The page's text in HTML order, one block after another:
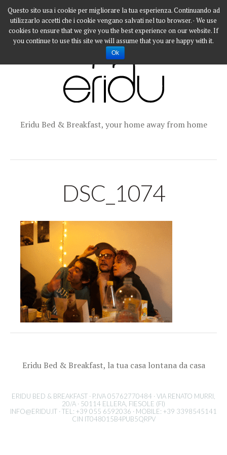
Eridu Bed & Breakfast, your home away from home
DSC_1074
Eridu Bed & Breakfast, la tua casa lontana da casa
ERIDU BED & BREAKFAST · P.IVA 05762770484 · VIA RENATO MURRI,
20/A · 50114 ELLERA, FIESOLE (FI)
INFO@ERIDU.IT · TEL: +39 055 6592036 · MOBILE: +39 3398545141
CIN IT048015B4PUB5QRPV
Questo sito usa i cookie per migliorare la tua esperienza. Continuando ad
utilizzarlo accetti che i cookie vengano salvati nel tuo browser. · We use
cookies to ensure that we give you the best experience on our website. If
you continue to use this site we will assume that you are happy with it.
Ok